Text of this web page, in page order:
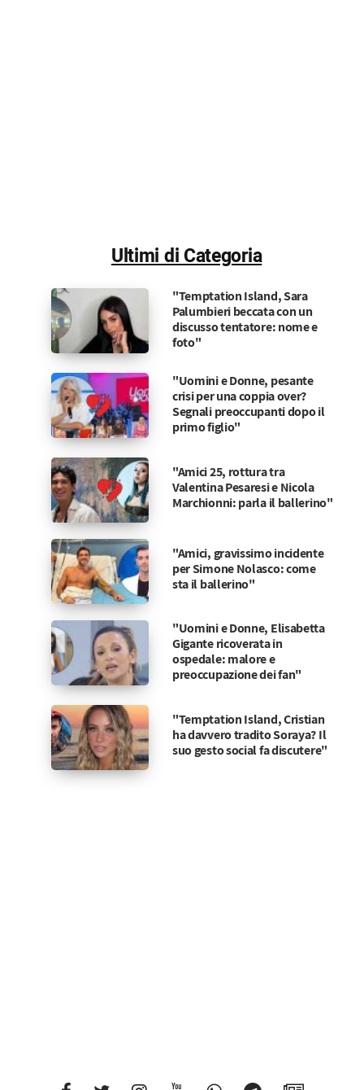
Ultimi di Categoria
"Temptation Island, Sara
Palumbieri beccata con un
discusso tentatore: nome e
foto"
"Uomini e Donne, pesante
crisi per una coppia over?
Segnali preoccupanti dopo il
primo figlio"
"Amici 25, rottura tra
Valentina Pesaresi e Nicola
Marchionni: parla il ballerino"
"Amici, gravissimo incidente
per Simone Nolasco: come
sta il ballerino"
"Uomini e Donne, Elisabetta
Gigante ricoverata in
ospedale: malore e
preoccupazione dei fan"
"Temptation Island, Cristian
ha davvero tradito Soraya? Il
suo gesto social fa discutere"